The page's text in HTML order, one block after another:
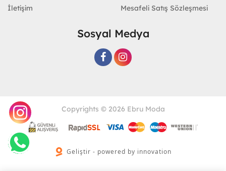
İletişim
Mesafeli Satış Sözleşmesi
Sosyal Medya
Copyrights © 2026 Ebru Moda
Geliştir - powered by innovation